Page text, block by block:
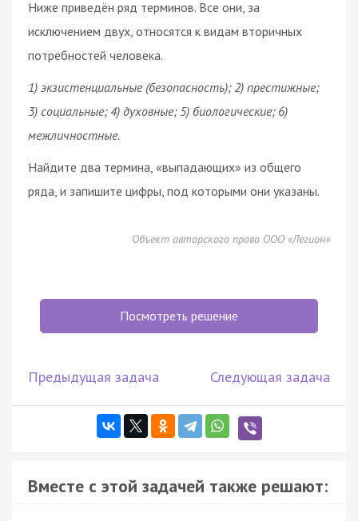
Ниже приведён ряд терминов. Все они, за
исключением двух, относятся к видам вторичных
потребностей человека.
1) экзистенциальные (безопасность); 2) престижные;
3) социальные; 4) духовные; 5) биологические; 6)
межличностные.
Найдите два термина, «выпадающих» из общего
ряда, и запишите цифры, под которыми они указаны.
Объект авторского права ООО «Легион»
Посмотреть решение
Предыдущая задача Следующая задача
Вместе с этой задачей также решают: